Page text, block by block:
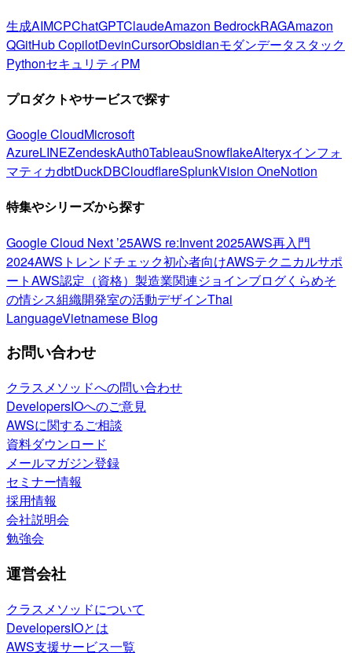
生成AIMCPChatGPTClaudeAmazon BedrockRAGAmazon
QGitHub CopilotDevinCursorObsidianモダンデータスタック
PythonセキュリティPM
プロダクトやサービスで探す
Google CloudMicrosoft
AzureLINEZendeskAuth0TableauSnowflakeAlteryxインフォ
マティカdbtDuckDBCloudflareSplunkVision OneNotion
特集やシリーズから探す
Google Cloud Next ’25AWS re:Invent 2025AWS再入門
2024AWSトレンドチェック初心者向けAWSテクニカルサポ
ートAWS認定（資格） 製造業関連ジョインブログくらめそ
の情シス組織開発室の活動デザインThai
LanguageVietnamese Blog
お問い合わせ
クラスメソッドへの問い合わせ
DevelopersIOへのご意見
AWSに関するご相談
資料ダウンロード
メールマガジン登録
セミナー情報
採用情報
会社説明会
勉強会
運営会社
クラスメソッドについて
DevelopersIOとは
AWS支援サービス一覧